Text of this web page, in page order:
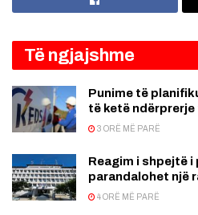
Të ngjajshme
Punime të
të ketë
3 ORË MË PARË
Reagim i shpejtë i
parandalohet një
4 ORË MË PARË